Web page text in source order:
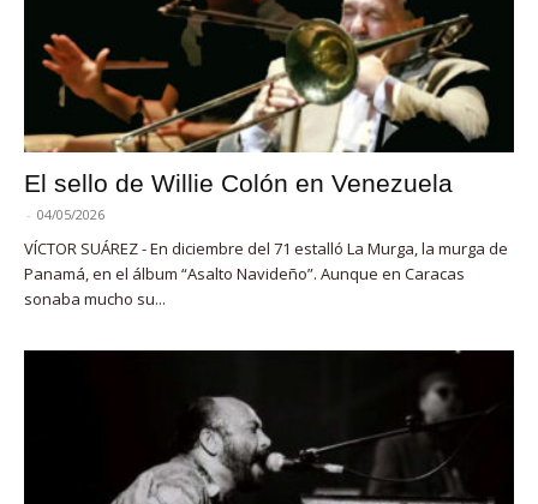
El sello de Willie Colón en Venezuela
- 04/05/2026
VÍCTOR SUÁREZ - En diciembre del 71 estalló La Murga, la murga de
Panamá, en el álbum “Asalto Navideño”. Aunque en Caracas
sonaba mucho su...